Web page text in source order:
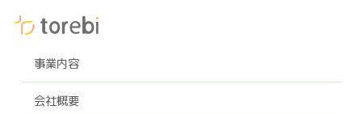
事業内容
会社概要